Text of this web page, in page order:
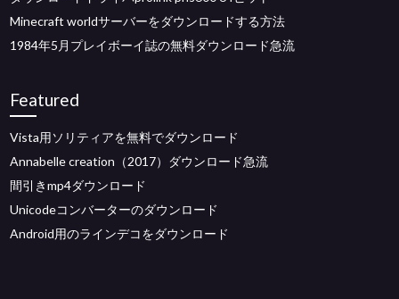
Minecraft worldサーバーをダウンロードする方法
1984年5月プレイボーイ誌の無料ダウンロード急流
Featured
Vista用ソリティアを無料でダウンロード
Annabelle creation（2017）ダウンロード急流
間引きmp4ダウンロード
Unicodeコンバーターのダウンロード
Android用のラインデコをダウンロード